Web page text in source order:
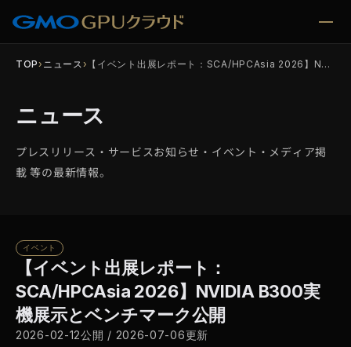
TOP› ニュース› 【イベント出展レポート：SCA/HPCAsia 2026】NVIDIA B300実機展…
ニュース
プレスリリース・サービスお知らせ・イベント・メディア掲
載 等の最新情報。
イベント
【イベント出展レポート：
SCA/HPCAsia 2026】NVIDIA B300実
機展示とベンチマーク公開
2026-02-12公開 / 2026-07-06更新